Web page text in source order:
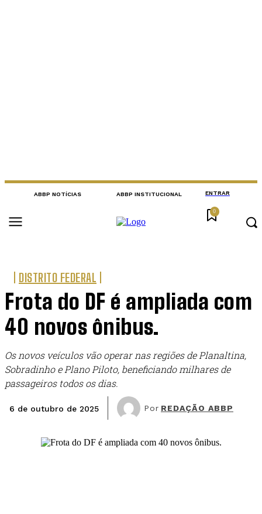
ABBP NOTÍCIAS ABBP INSTITUCIONAL ENTRAR
0
DISTRITO FEDERAL
Frota do DF é ampliada com
40 novos ônibus.
Os novos veículos vão operar nas regiões de Planaltina,
Sobradinho e Plano Piloto, beneficiando milhares de
passageiros todos os dias.
6 de outubro de 2025 Por REDAÇÃO ABBP